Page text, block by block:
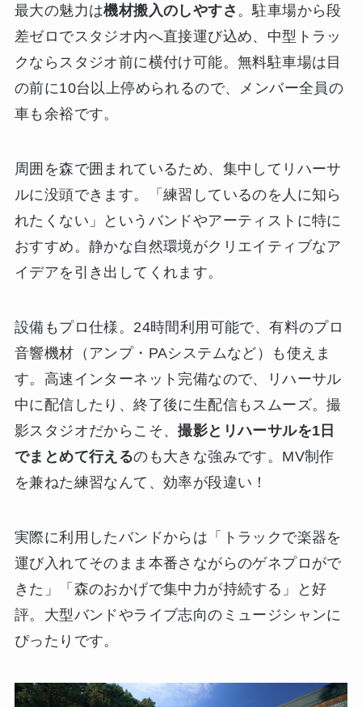
最大の魅力は機材搬入のしやすさ 。駐車場から段
差ゼロでスタジオ内へ直接運び込め、中型トラッ
クならスタジオ前に横付け可能。無料駐車場は目
の前に10台以上停められるので、メンバー全員の
車も余裕です。
周囲を森で囲まれているため、集中してリハーサ
ルに没頭できます。「練習しているのを人に知ら
れたくない」というバンドやアーティストに特に
おすすめ。静かな自然環境がクリエイティブなア
イデアを引き出してくれます。
設備もプロ仕様。24時間利用可能で、有料のプロ
音響機材（アンプ・PAシステムなど）も使えま
す。高速インターネット完備なので、リハーサル
中に配信したり、終了後に生配信もスムーズ。撮
影スタジオだからこそ、撮影とリハーサルを1日
でまとめて行えるのも大きな強みです。MV制作
を兼ねた練習なんて、効率が段違い！
実際に利用したバンドからは「トラックで楽器を
運び入れてそのまま本番さながらのゲネプロがで
きた」「森のおかげで集中力が持続する」と好
評。大型バンドやライブ志向のミュージシャンに
ぴったりです。